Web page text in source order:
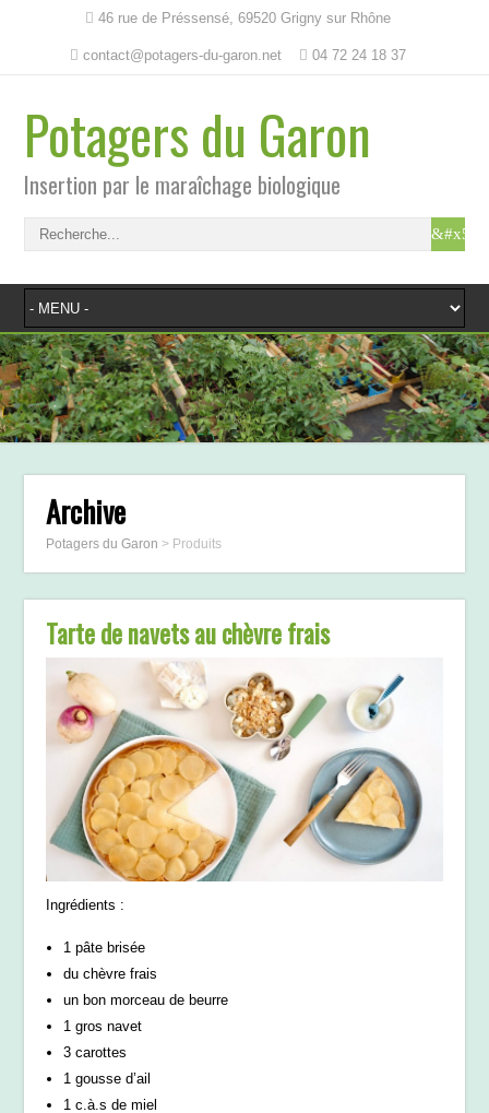
46 rue de Préssensé, 69520 Grigny sur Rhône
contact@potagers-du-garon.net 04 72 24 18 37
Potagers du Garon
Insertion par le maraîchage biologique
Archive
Potagers du Garon > Produits
Tarte de navets au chèvre frais
Ingrédients :
1 pâte brisée
du chèvre frais
un bon morceau de beurre
1 gros navet
3 carottes
1 gousse d’ail
1 c.à.s de miel